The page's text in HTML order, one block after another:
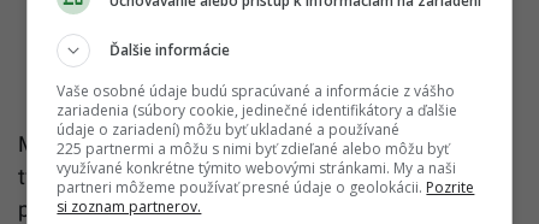
Medzi kritikov zákona sa radia poľnohospodári. Tí
tvrdia, že vyčleňovanie čoraz väčších rozlôh
poľnohospodárskej pôdy pre prírodu môže viesť
Ďalšie informácie
Vaše osobné údaje budú spracúvané a informácie z vášho
zariadenia (súbory cookie, jedinečné identifikátory a ďalšie
údaje o zariadení) môžu byť ukladané a používané
225 partnermi a môžu s nimi byť zdieľané alebo môžu byť
využívané konkrétne týmito webovými stránkami. My a naši
partneri môžeme používať presné údaje o geolokácii. Pozrite
si zoznam partnerov.